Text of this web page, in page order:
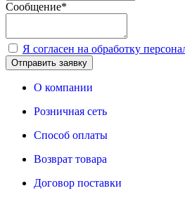
Сообщение*
Я согласен на обработку
Отправить заявку
О компании
Розничная сеть
Способ оплаты
Возврат товара
Договор поставки